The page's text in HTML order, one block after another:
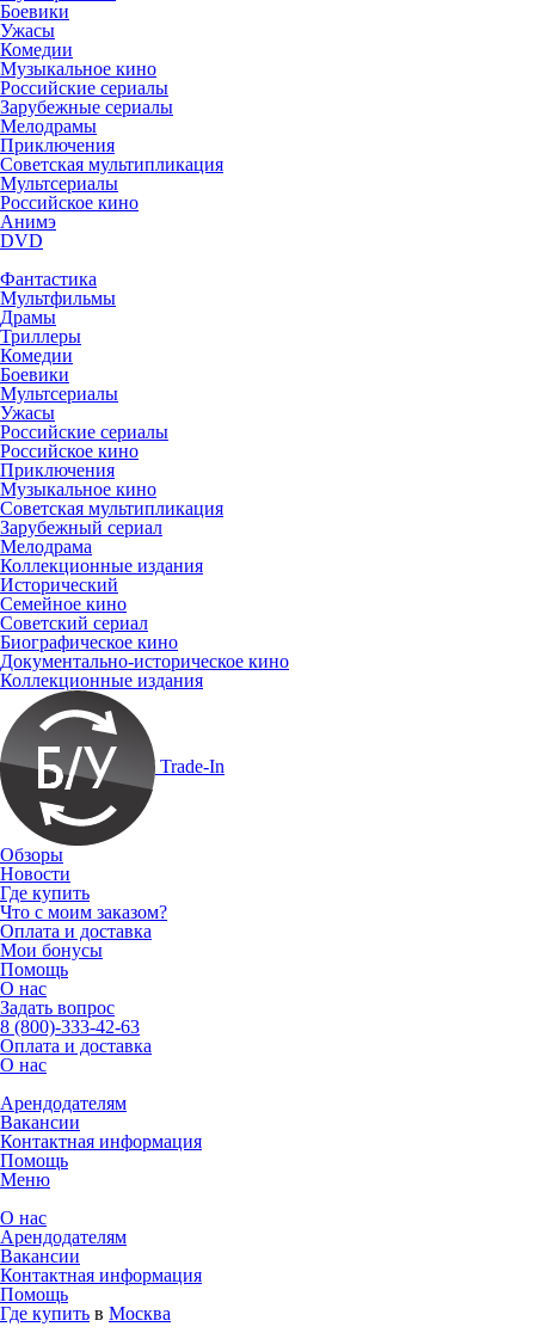
Боевики
Ужасы
Комедии
Музыкальное кино
Российские сериалы
Зарубежные сериалы
Мелодрамы
Приключения
Советская мультипликация
Мультсериалы
Российское кино
Анимэ
DVD
Фантастика
Мультфильмы
Драмы
Триллеры
Комедии
Боевики
Мультсериалы
Ужасы
Российские сериалы
Российское кино
Приключения
Музыкальное кино
Советская мультипликация
Зарубежный сериал
Мелодрама
Коллекционные издания
Исторический
Семейное кино
Советский сериал
Биографическое кино
Документально-историческое кино
Коллекционные издания
Trade-In
Обзоры
Новости
Где купить
Что с моим заказом?
Оплата и доставка
Мои бонусы
Помощь
О нас
Задать вопрос
8 (800)-333-42-63
Оплата и доставка
О нас
Арендодателям
Вакансии
Контактная информация
Помощь
Меню
О нас
Арендодателям
Вакансии
Контактная информация
Помощь
Где купить в Москва